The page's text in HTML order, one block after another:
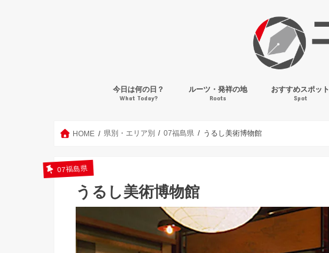
今日は何の日？
What Today?
ルーツ・発祥の地
Roots
おすすめスポット
Spot
HOME 県別・エリア別 07福島県 うるし美術博物館
07福島県
うるし美術博物館